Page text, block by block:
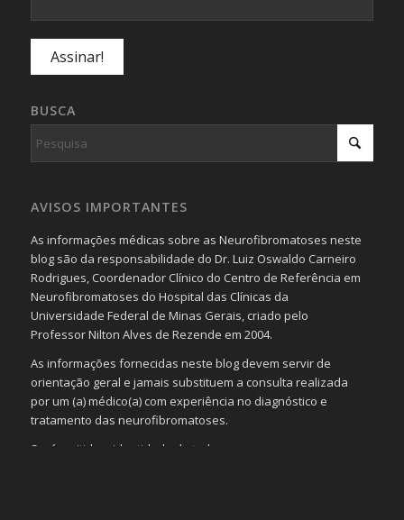
BUSCA
AVISOS IMPORTANTES
As informações médicas sobre as Neurofibromatoses neste
blog são da responsabilidade do Dr. Luiz Oswaldo Carneiro
Rodrigues, Coordenador Clínico do Centro de Referência em
Neurofibromatoses do Hospital das Clínicas da
Universidade Federal de Minas Gerais, criado pelo
Professor Nilton Alves de Rezende em 2004.
As informações fornecidas neste blog devem servir de
orientação geral e jamais substituem a consulta realizada
por um (a) médico(a) com experiência no diagnóstico e
tratamento das neurofibromatoses.
Será omitida a identidade de todas as pessoas que